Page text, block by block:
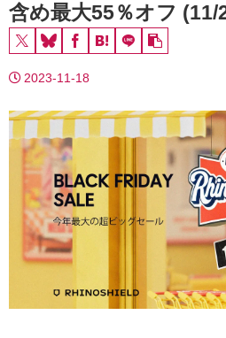
含め最大55％オフ (11/
2023-11-18